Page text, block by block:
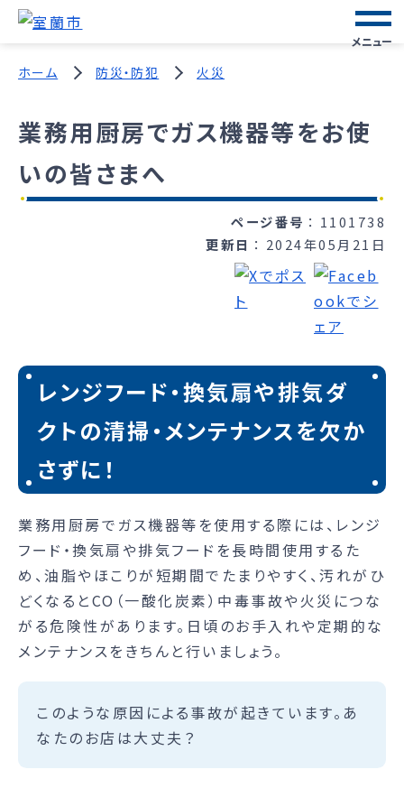
メニュー
ホーム 防災・防犯 火災
業務用厨房でガス機器等をお使
いの皆さまへ
ページ番号
1101738
更新日
2024年05月21日
レンジフード・換気扇や排気ダ
クトの清掃・メンテナンスを欠か
さずに！
業務用厨房でガス機器等を使用する際には、レンジ
フード・換気扇や排気フードを長時間使用するた
め、油脂やほこりが短期間でたまりやすく、汚れがひ
どくなるとCO（一酸化炭素）中毒事故や火災につな
がる危険性があります。日頃のお手入れや定期的な
メンテナンスをきちんと行いましょう。
このような原因による事故が起きています。あ
なたのお店は大丈夫？